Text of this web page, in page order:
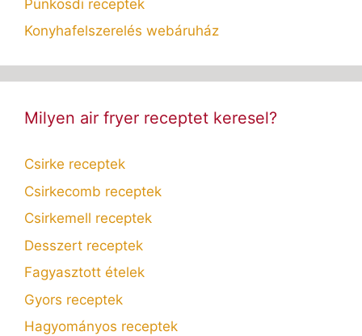
Pünkösdi receptek
Konyhafelszerelés webáruház
Milyen air fryer receptet keresel?
Csirke receptek
Csirkecomb receptek
Csirkemell receptek
Desszert receptek
Fagyasztott ételek
Gyors receptek
Hagyományos receptek